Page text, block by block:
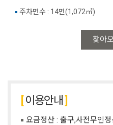
찾아
주차면수 : 14면(1,072㎡)
이용안내
요금정산 : 출구,사전무인